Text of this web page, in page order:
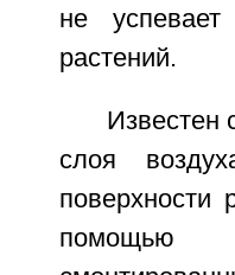
не
растений.
Известен
слоя
поверхности
помощью